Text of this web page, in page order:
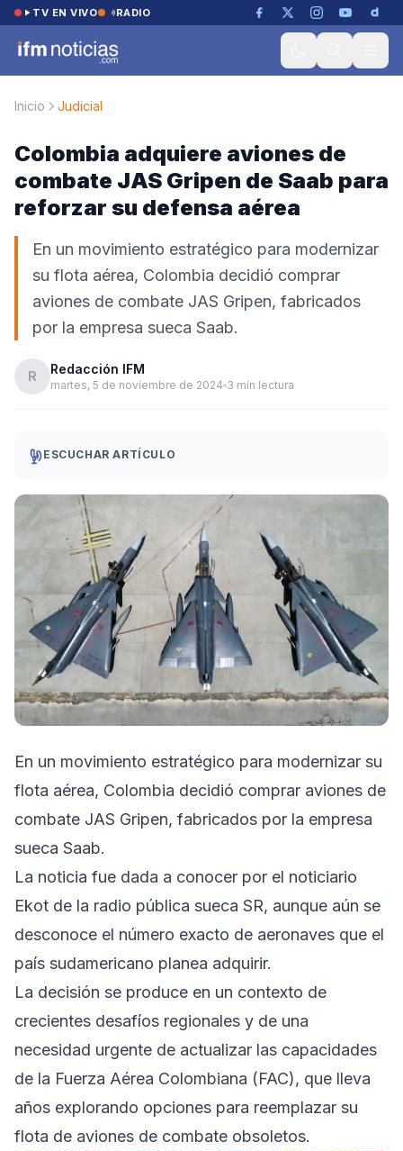
Saltar al contenido
TV EN VIVO RADIO
Inicio Judicial
Colombia adquiere aviones de
combate JAS Gripen de Saab para
reforzar su defensa aérea
En un movimiento estratégico para modernizar
su flota aérea, Colombia decidió comprar
aviones de combate JAS Gripen, fabricados
por la empresa sueca Saab.
R Redacción IFM
martes, 5 de noviembre de 2024 3 min lectura
ESCUCHAR ARTÍCULO
En un movimiento estratégico para modernizar su
flota aérea, Colombia decidió comprar aviones de
combate JAS Gripen, fabricados por la empresa
sueca Saab.
La noticia fue dada a conocer por el noticiario
Ekot de la radio pública sueca SR, aunque aún se
desconoce el número exacto de aeronaves que el
país sudamericano planea adquirir.
La decisión se produce en un contexto de
crecientes desafíos regionales y de una
necesidad urgente de actualizar las capacidades
de la Fuerza Aérea Colombiana (FAC), que lleva
años explorando opciones para reemplazar su
flota de aviones de combate obsoletos.